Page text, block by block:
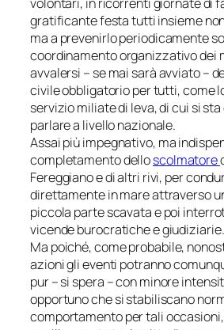
gratificante festa tutti insieme
ma a prevenirlo periodicamente
coordinamento organizzativo dei
avvalersi – se mai sarà avviato –
civile obbligatorio per tutti, come
servizio miliate di leva, di cui si
parlare a livello nazionale.
Assai più impegnativo, ma
completamento delloscolmatore
Fereggiano e di altri rivi, per
direttamente in mare attraverso
piccola parte scavata e poi
vicende burocratiche e giudiziarie.
Ma poiché, come probabile,
azioni gli eventi potranno
pur – si spera – con minore
opportuno che si stabiliscano
comportamento per tali